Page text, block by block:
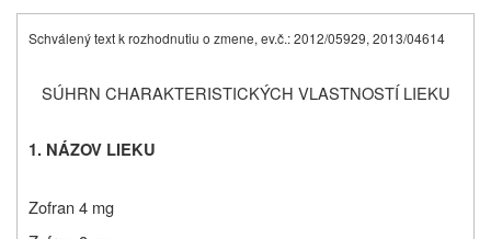
Schválený text k rozhodnutiu o zmene, ev.č.: 2012/05929, 2013/04614
SÚHRN CHARAKTERISTICKÝCH VLASTNOSTÍ LIEKU
1. NÁZOV LIEKU
Zofran 4 mg